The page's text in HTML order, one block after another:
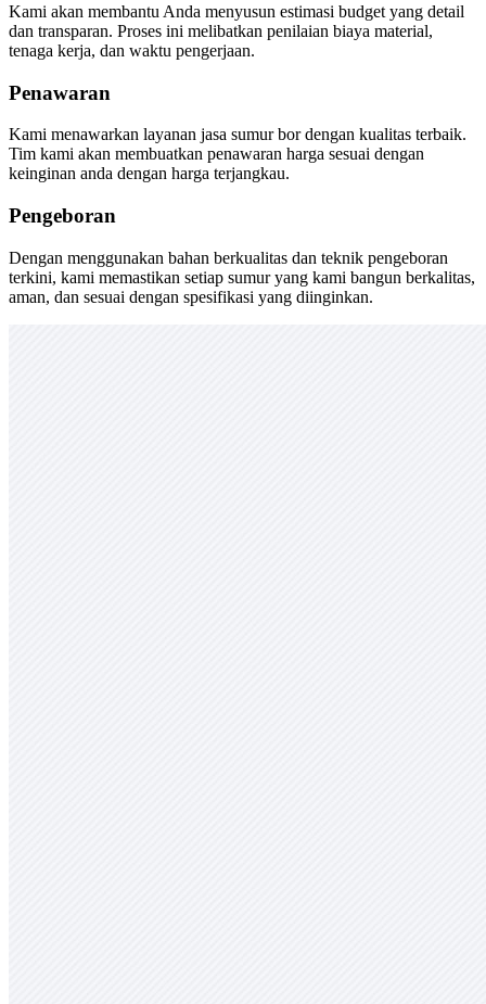
Kami akan membantu Anda menyusun estimasi budget yang detail
dan transparan. Proses ini melibatkan penilaian biaya material,
tenaga kerja, dan waktu pengerjaan.
Penawaran
Kami menawarkan layanan jasa sumur bor dengan kualitas terbaik.
Tim kami akan membuatkan penawaran harga sesuai dengan
keinginan anda dengan harga terjangkau.
Pengeboran
Dengan menggunakan bahan berkualitas dan teknik pengeboran
terkini, kami memastikan setiap sumur yang kami bangun berkalitas,
aman, dan sesuai dengan spesifikasi yang diinginkan.